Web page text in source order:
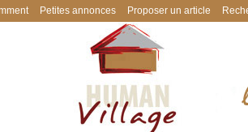
Petites annonces Proposer un article